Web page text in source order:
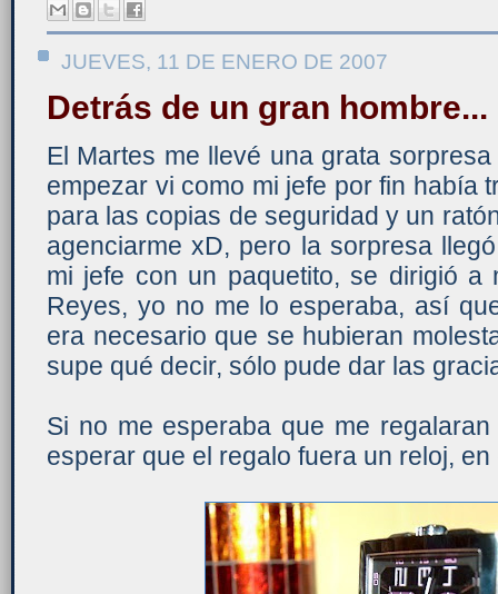
JUEVES, 11 DE ENERO DE 2007
Detrás de un gran
El Martes me llevé una grata
empezar vi como mi jefe por fin había
para las copias de seguridad y un
agenciarme xD, pero la sorpresa
mi jefe con un paquetito, se dirigió
Reyes, yo no me lo esperaba, así
era necesario que se hubieran
supe qué decir, sólo pude dar las
Si no me esperaba que me
esperar que el regalo fuera un reloj,